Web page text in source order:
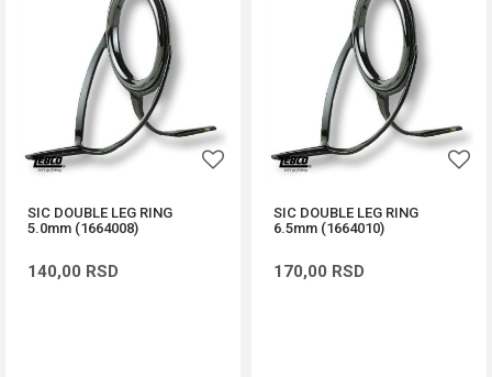
SIC DOUBLE LEG RING
5.0mm (1664008)
140,00 RSD
SIC DOUBLE LEG RING
6.5mm (1664010)
170,00 RSD